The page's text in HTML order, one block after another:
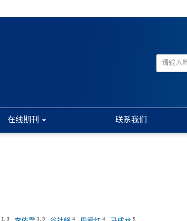
在线期刊 联系我们
1, 3 1, 3 4 4 5